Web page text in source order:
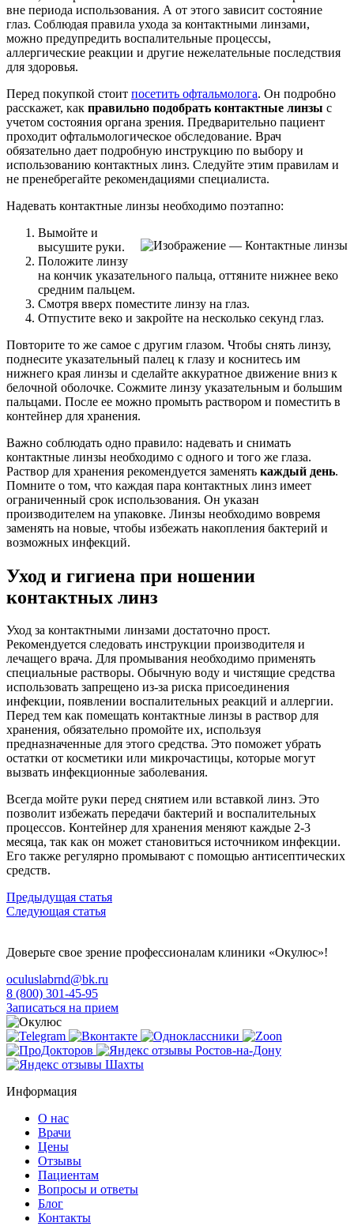
вне периода использования. А от этого зависит состояние
глаз. Соблюдая правила ухода за контактными линзами,
можно предупредить воспалительные процессы,
аллергические реакции и другие нежелательные последствия
для здоровья.
Перед покупкой стоит посетить офтальмолога. Он подробно
расскажет, как правильно подобрать контактные линзы с
учетом состояния органа зрения. Предварительно пациент
проходит офтальмологическое обследование. Врач
обязательно дает подробную инструкцию по выбору и
использованию контактных линз. Следуйте этим правилам и
не пренебрегайте рекомендациями специалиста.
Надевать контактные линзы необходимо поэтапно:
Вымойте и
высушите руки.
Положите линзу
на кончик указательного пальца, оттяните нижнее веко
средним пальцем.
Смотря вверх поместите линзу на глаз.
Отпустите веко и закройте на несколько секунд глаз.
Повторите то же самое с другим глазом. Чтобы снять линзу,
поднесите указательный палец к глазу и коснитесь им
нижнего края линзы и сделайте аккуратное движение вниз к
белочной оболочке. Сожмите линзу указательным и большим
пальцами. После ее можно промыть раствором и поместить в
контейнер для хранения.
Важно соблюдать одно правило: надевать и снимать
контактные линзы необходимо с одного и того же глаза.
Раствор для хранения рекомендуется заменять каждый день.
Помните о том, что каждая пара контактных линз имеет
ограниченный срок использования. Он указан
производителем на упаковке. Линзы необходимо вовремя
заменять на новые, чтобы избежать накопления бактерий и
возможных инфекций.
Уход и гигиена при ношении
контактных линз
Уход за контактными линзами достаточно прост.
Рекомендуется следовать инструкции производителя и
лечащего врача. Для промывания необходимо применять
специальные растворы. Обычную воду и чистящие средства
использовать запрещено из-за риска присоединения
инфекции, появлении воспалительных реакций и аллергии.
Перед тем как помещать контактные линзы в раствор для
хранения, обязательно промойте их, используя
предназначенные для этого средства. Это поможет убрать
остатки от косметики или микрочастицы, которые могут
вызвать инфекционные заболевания.
Всегда мойте руки перед снятием или вставкой линз. Это
позволит избежать передачи бактерий и воспалительных
процессов. Контейнер для хранения меняют каждые 2-3
месяца, так как он может становиться источником инфекции.
Его также регулярно промывают с помощью антисептических
средств.
Предыдущая статья
Следующая статья
Доверьте свое зрение профессионалам клиники «Окулюс»!
oculuslabrnd@bk.ru
8 (800) 301-45-95
Записаться на прием
Информация
О нас
Врачи
Цены
Отзывы
Пациентам
Вопросы и ответы
Блог
Контакты